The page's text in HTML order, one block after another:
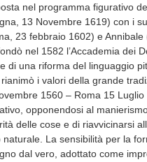
nel programma figurativo
13 Novembre 1619) con i
23 febbraio 1602) e
nel 1582 l’Accademia dei
di una riforma del linguaggio
i valori della grande
1560 – Roma 15
opponendosi al
delle cose e di riavvicinarsi
naturale. La sensibilità per la
dal vero, adottato come